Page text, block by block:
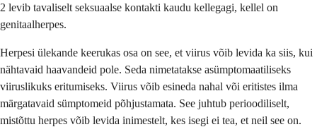
2 levib tavaliselt seksuaalse kontakti kaudu kellegagi, kellel on
genitaalherpes.
Herpesi ülekande keerukas osa on see, et viirus võib levida ka siis, kui
nähtavaid haavandeid pole. Seda nimetatakse asümptomaatiliseks
viiruslikuks eritumiseks. Viirus võib esineda nahal või eritistes ilma
märgatavaid sümptomeid põhjustamata. See juhtub perioodiliselt,
mistõttu herpes võib levida inimestelt, kes isegi ei tea, et neil see on.